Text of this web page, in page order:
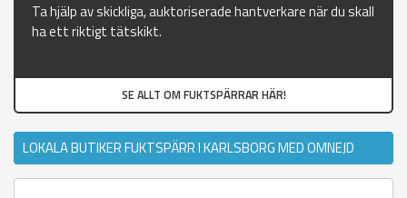
Ta hjälp av skickliga, auktoriserade hantverkare när du skall
ha ett riktigt tätskikt.
SE ALLT OM FUKTSPÄRRAR HÄR!
LOKALA BUTIKER FUKTSPÄRR I KARLSBORG MED OMNEJD